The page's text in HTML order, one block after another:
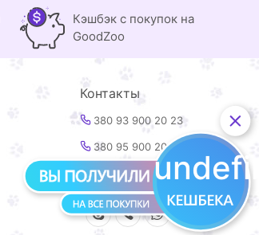
Кэшбэк с покупок на
GoodZoo
Контакты
380 93 900 20 23
380 95 900 20 23
info@goodzoo.com.ua